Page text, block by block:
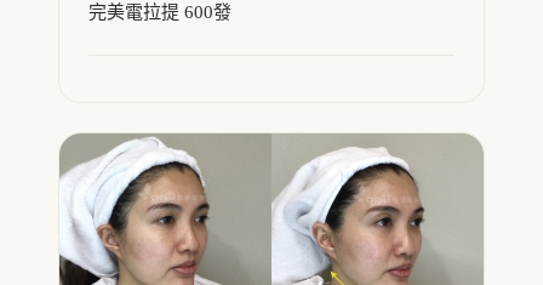
完美電拉提 600發